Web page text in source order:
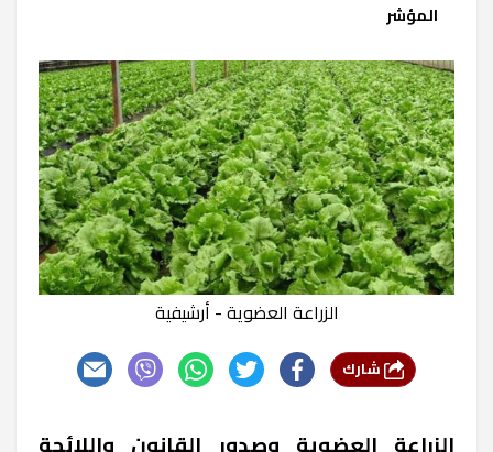
المؤشر
الزراعة العضوية - أرشيفية
الزراعة العضوية وصدور القانون واللائحة